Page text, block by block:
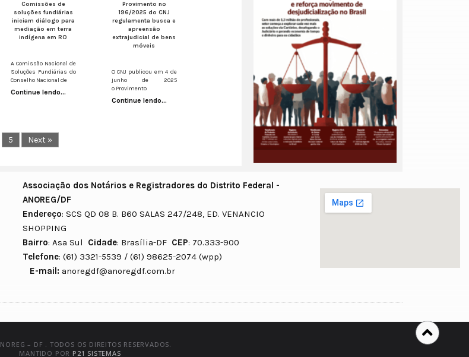
Comissões de
soluções fundiárias
iniciam diálogo para
mediação em terra
indígena em RO
A Comissão Nacional de
Soluções Fundiárias do
Conselho Nacional de
Continue lendo...
Provimento nº
196/2025 do CNJ
regulamenta busca e
apreensão
extrajudicial de bens
móveis
O CNJ publicou em 4 de
junho de 2025
o Provimento
Continue lendo...
5 Next »
Associação dos Notários e Registradores do Distrito Federal -
ANOREG/DF
Endereço: SCS QD 08 B. B60 SALAS 247/248, ED. VENANCIO
SHOPPING
Bairro: Asa Sul Cidade: Brasília-DF CEP: 70.333-900
Telefone: (61) 3321-5539 / (61) 98625-2074 (wpp)
E-mail: anoregdf@anoregdf.com.br
– DF . TODOS OS DIREITOS RESERVADOS.
MANTIDO POR P21 SISTEMAS